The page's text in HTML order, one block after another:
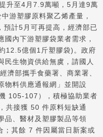
升至4月7.9萬噸，5月達9萬
游塑膠原料聚乙烯產量，
計5月可再提高，經濟部已
內下游塑膠袋業者需求，
12.5億個1斤塑膠袋)。政府
民生物資供給無虞，請國人
濟部攜手食藥署、商業署、
物料供應通報網」並開設
105-107），積極協助業者
共接獲 50 件原料短缺通
品、醫材及塑膠製品等領
；其餘 7 件因屬當日新案或